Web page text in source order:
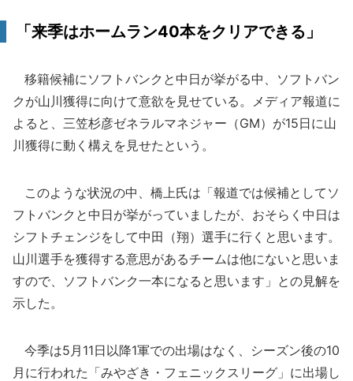
「来季はホームラン40本をクリアできる」
移籍候補にソフトバンクと中日が挙がる中、ソフトバン
クが山川獲得に向けて意欲を見せている。メディア報道に
よると、三笠杉彦ゼネラルマネジャー（GM）が15日に山
川獲得に動く構えを見せたという。
このような状況の中、橋上氏は「報道では候補としてソ
フトバンクと中日が挙がっていましたが、おそらく中日は
シフトチェンジをして中田（翔）選手に行くと思います。
山川選手を獲得する意思があるチームは他にないと思いま
すので、ソフトバンク一本になると思います」との見解を
示した。
今季は5月11日以降1軍での出場はなく、シーズン後の10
月に行われた「みやざき・フェニックスリーグ」に出場し